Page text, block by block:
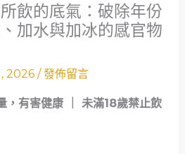
所飲的底氣：破除年份
加水與加冰的感官物
2026 /發佈留言
，有害健康 ｜ 未滿18歲禁止飲